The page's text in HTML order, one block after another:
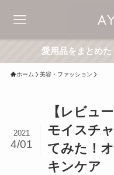
愛用品をまとめ
ホーム 美容・ファッション
【レビュ
モイスチ
てみた！
キンケア
2021
4/01